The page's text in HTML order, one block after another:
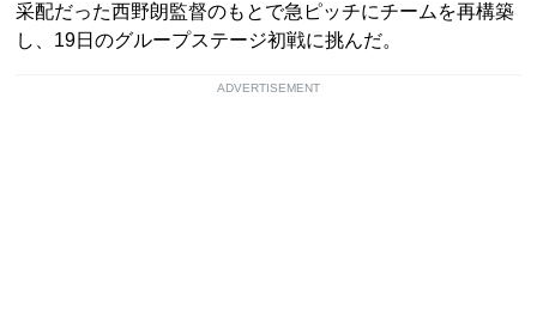
采配だった西野朗監督のもとで急ピッチにチームを再構築
し、19日のグループステージ初戦に挑んだ。
ADVERTISEMENT